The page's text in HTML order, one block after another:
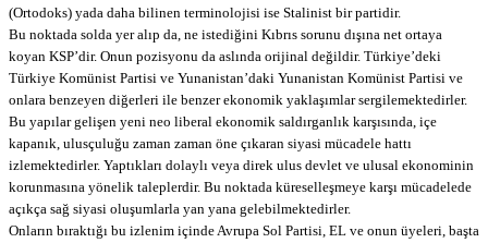
(Ortodoks) yada daha bilinen terminolojisi ise Stalinist bir partidir.
Bu noktada solda yer alıp da, ne istediğini Kıbrıs sorunu dışına net ortaya
koyan KSP’dir. Onun pozisyonu da aslında orijinal değildir. Türkiye’deki
Türkiye Komünist Partisi ve Yunanistan’daki Yunanistan Komünist Partisi ve
onlara benzeyen diğerleri ile benzer ekonomik yaklaşımlar sergilemektedirler.
Bu yapılar gelişen yeni neo liberal ekonomik saldırganlık karşısında, içe
kapanık, ulusçuluğu zaman zaman öne çıkaran siyasi mücadele hattı
izlemektedirler. Yaptıkları dolaylı veya direk ulus devlet ve ulusal ekonominin
korunmasına yönelik taleplerdir. Bu noktada küreselleşmeye karşı mücadelede
açıkça sağ siyasi oluşumlarla yan yana gelebilmektedirler.
Onların bıraktığı bu izlenim içinde Avrupa Sol Partisi, EL ve onun üyeleri, başta